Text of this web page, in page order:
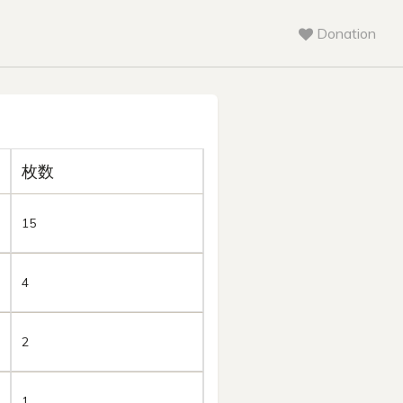
Donation
枚数
15
4
2